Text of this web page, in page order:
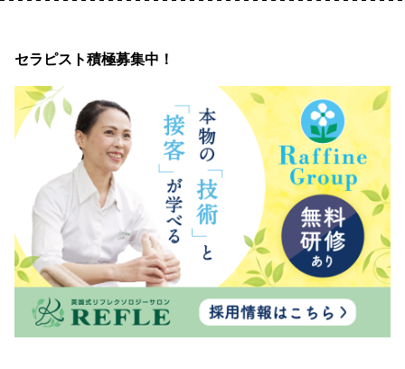
セラピスト積極募集中！